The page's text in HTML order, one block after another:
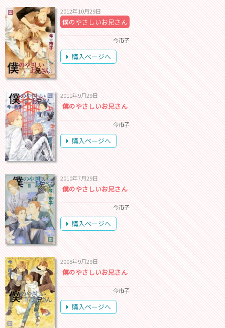
2012年10月29日
僕のやさしいお兄さん
今市子
購入ページへ
2011年9月29日
僕のやさしいお兄さん
今市子
購入ページへ
2010年7月29日
僕のやさしいお兄さん
今市子
購入ページへ
2008年9月29日
僕のやさしいお兄さん
今市子
購入ページへ